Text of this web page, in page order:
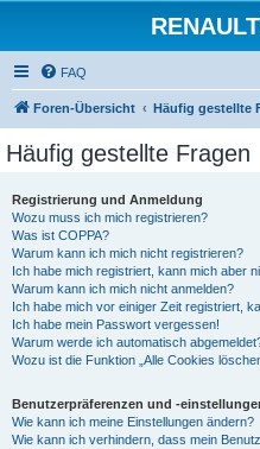
FAQ
Foren-Übersicht Häufig gestellte
Häufig gestellte Fragen
Registrierung und Anmeldung
Wozu muss ich mich registrieren?
Was ist COPPA?
Warum kann ich mich nicht registrieren?
Ich habe mich registriert, kann mich aber
Warum kann ich mich nicht anmelden?
Ich habe mich vor einiger Zeit registriert,
Ich habe mein Passwort vergessen!
Warum werde ich automatisch
Wozu ist die Funktion „Alle Cookies
Benutzerpräferenzen und -
Wie kann ich meine Einstellungen ändern?
Wie kann ich verhindern, dass mein